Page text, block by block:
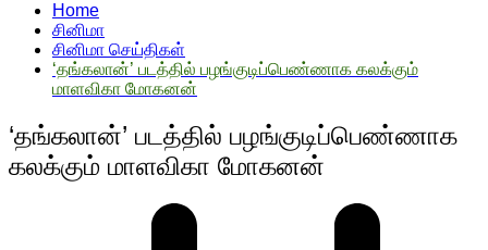
Home
சினிமா
சினிமா செய்திகள்
‘தங்கலான்’ படத்தில் பழங்குடிப்பெண்ணாக கலக்கும்
மாளவிகா மோகனன்
‘தங்கலான்’ படத்தில் பழங்குடிப்பெண்ணாக
கலக்கும் மாளவிகா மோகனன்